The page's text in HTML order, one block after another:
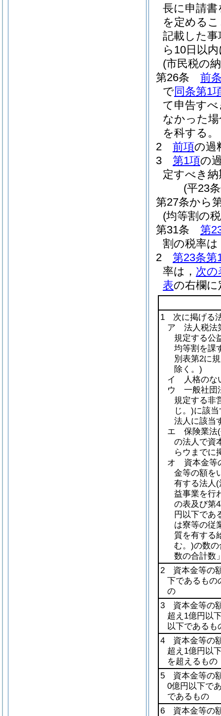
長に申請
を定める
記載した
ら10日以
(市民税の
第26条
前
で同条第1
て申告す
なかった
を科する。
2
前項の過
3
第1項の
定すべき
(平23
第27条から
(均等割の
第31条
第
割の税率
2
第23条第
率は， 次の
表の右欄
1 次に掲げる
ア 法人税法
規定する公
均等割を課
別表第2に
除く。)
イ 人格のな
ウ 一般社団
規定する非
じ。)に該
法人に該当
エ 保険業法
の法人で資
らウまでに
オ 資本金等
金等の額を
有する法人 (
益事業を行
の表及び第
円以下であ
は寮等の従
質を有する
む。)の数の
数の合計数
2 資本金等の
下であるもの
の
3 資本金等の
超え1億円以
以下であるも
4 資本金等の
超え1億円以
を超えるもの
5 資本金等の
0億円以下で
であるもの
6 資本金等の